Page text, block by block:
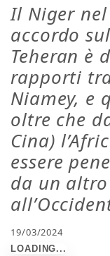
Il Niger
accordo
Teheran è
rapporti
Niamey, e
oltre che
Cina)
essere
da un
19/03/2024